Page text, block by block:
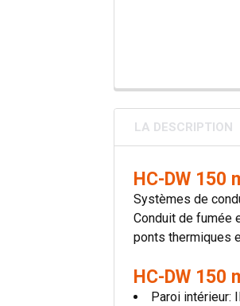
LA DESCRIPTION
HC-DW 150
Systèmes de
Conduit de fumée
ponts thermiques
HC-DW 150
Paroi intérieur: